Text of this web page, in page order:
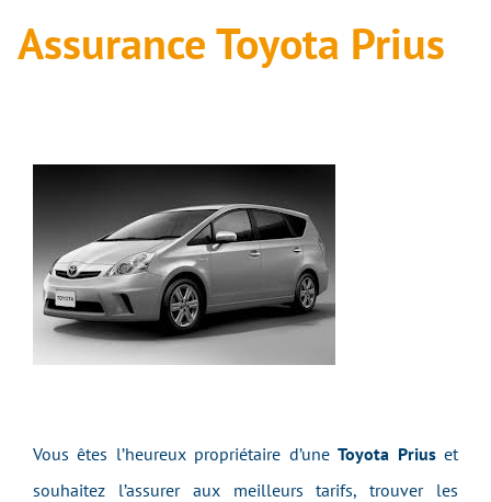
Assurance Toyota Prius
Vous êtes l’heureux propriétaire d’uneToyota Priuset
souhaitez l’assurer aux meilleurs tarifs, trouver les